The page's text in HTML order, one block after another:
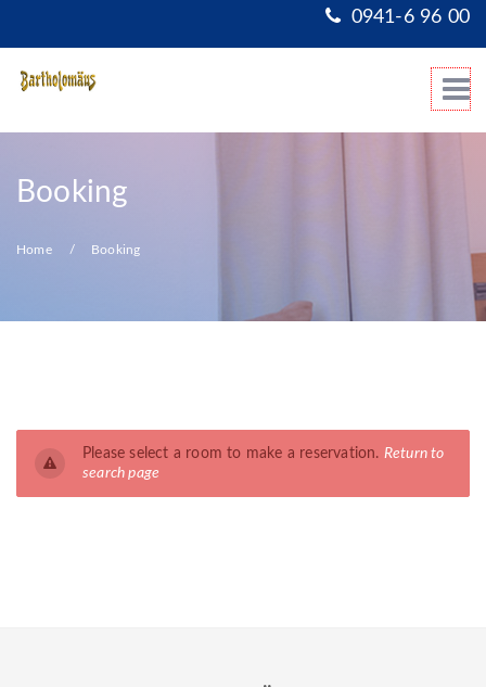
0941-6 96 00
Booking
Home Booking
Please select a room to make a reservation. Return to
search page